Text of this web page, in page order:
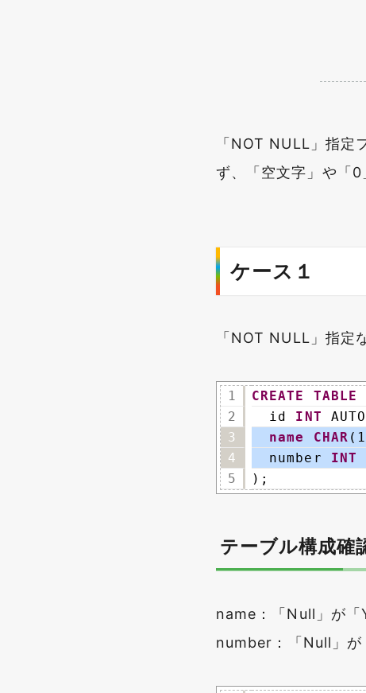
「NOT NULL」指定
ず、「空文字」や「0
ケース１
「NOT NULL」指定
1
2
3
4
5
CREATE TABLE
id INT
name
CHAR
number INT
);
テーブル構成確
name：「Null」が「
number：「Null」が